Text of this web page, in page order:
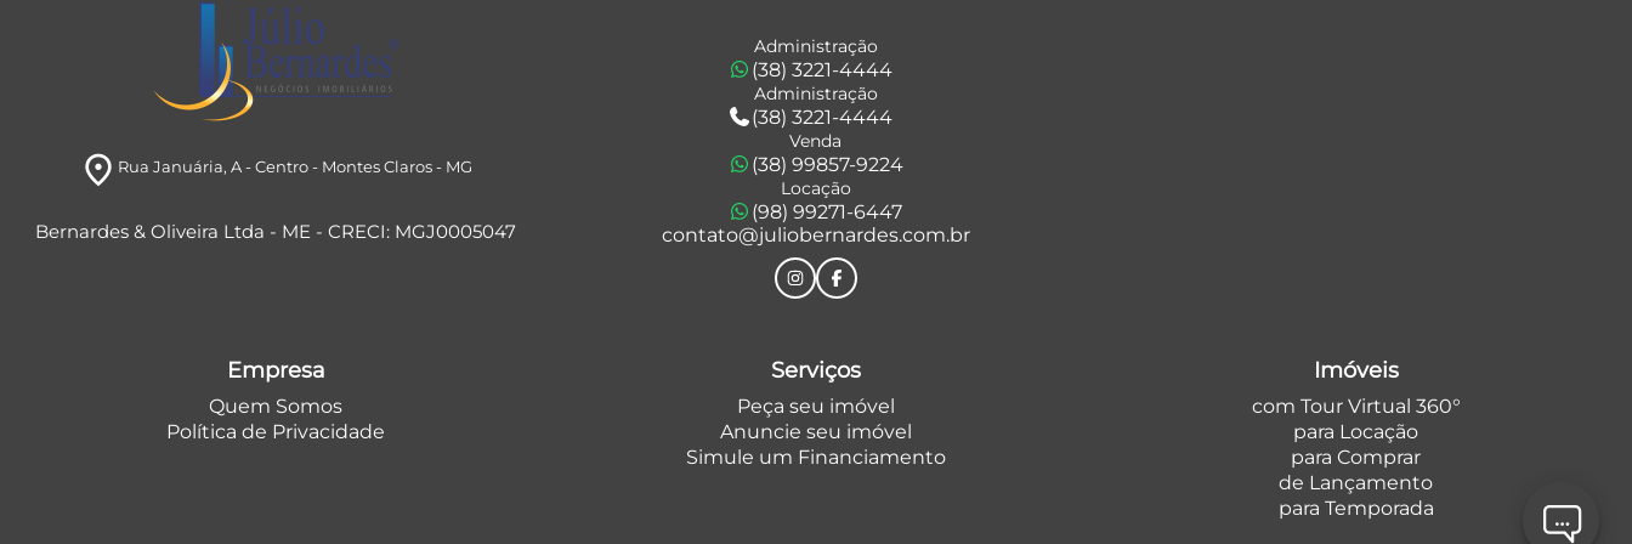
room Rua Januária, A- Centro- Montes Claros- MG
Bernardes & Oliveira Ltda - ME - CRECI: MGJ0005047
Administração
(38) 3221-4444
Administração
(38) 3221-4444
Venda
(38) 99857-9224
Locação
(98) 99271-6447
contato@juliobernardes.com.br
Empresa
Quem Somos
Política de Privacidade
Serviços
Peça seu imóvel
Anuncie seu imóvel
Simule um Financiamento
Imóveis
com Tour Virtual 360°
para Locação
para Comprar
de Lançamento
para Temporada